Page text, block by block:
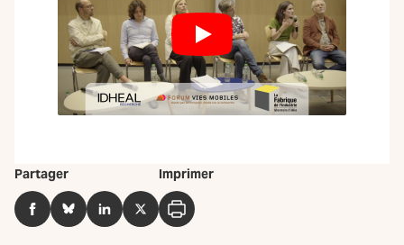
Partager
FacebookBlueSkyLinkedInTwitter
Imprimer
Imprimer